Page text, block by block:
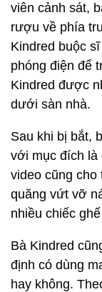
viên cảnh sát,
rượu về phía
Kindred buộc
phóng điện để
Kindred được
dưới sàn nhà.
Sau khi bị bắt,
với mục đích là
video cũng cho
quăng vứt vỡ
nhiều chiếc
Bà Kindred
định có dùng
hay không.